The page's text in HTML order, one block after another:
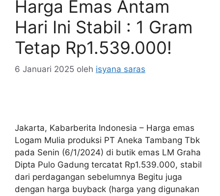
Harga Emas Antam
Hari Ini Stabil : 1 Gram
Tetap Rp1.539.000!
6 Januari 2025 oleh isyana saras
Jakarta, Kabarberita Indonesia – Harga emas
Logam Mulia produksi PT Aneka Tambang Tbk
pada Senin (6/1/2024) di butik emas LM Graha
Dipta Pulo Gadung tercatat Rp1.539.000, stabil
dari perdagangan sebelumnya Begitu juga
dengan harga buyback (harga yang digunakan